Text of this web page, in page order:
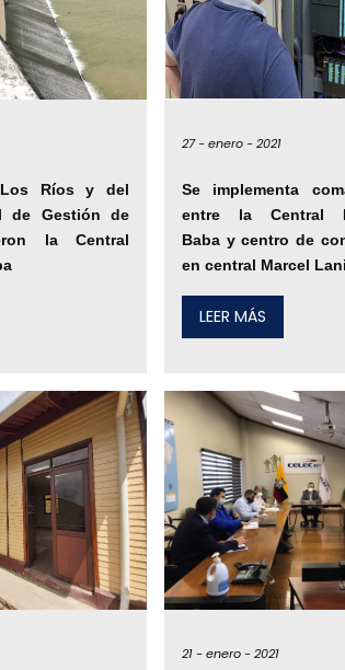
Ríos y del
de Gestión de
la Central
27 - enero - 2021
Se implementa
entre la Central
Baba y centro de
en central Marcel
LEER MÁS
21 - enero - 2021